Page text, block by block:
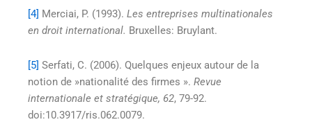
[4] Merciai, P. (1993). Les entreprises multinationales
en droit international. Bruxelles: Bruylant.
[5] Serfati, C. (2006). Quelques enjeux autour de la
notion de »nationalité des firmes ». Revue
internationale et stratégique, 62, 79-92.
doi:10.3917/ris.062.0079.